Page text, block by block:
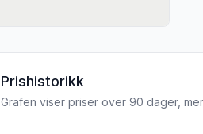
Prishistorikk
Grafen viser priser over 90 dager,